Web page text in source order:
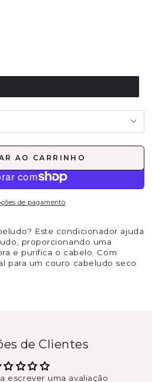
AO CARRINHO
de pagamento
Este condicionador ajuda
proporcionando uma
e purifica o cabelo. Com
para um couro cabeludo seco
de Clientes
escrever uma avaliação